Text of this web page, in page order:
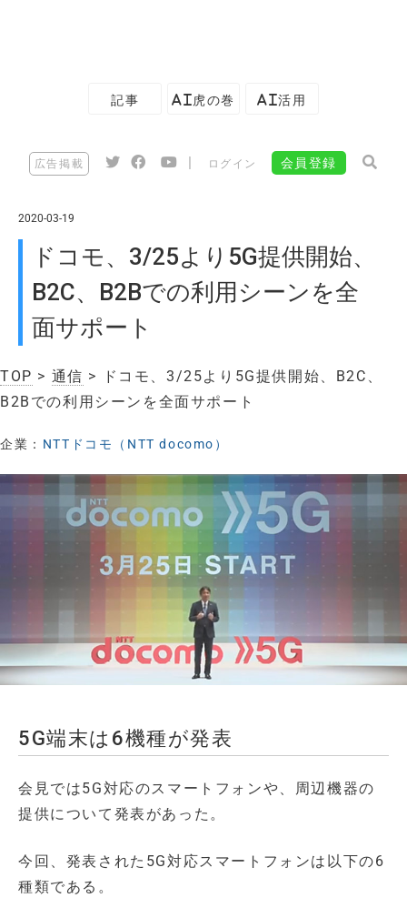
記事 AI虎の巻 AI活用
広告掲載 ログイン 会員登録
2020-03-19
ドコモ、3/25より5G提供開始、
B2C、B2Bでの利用シーンを全
面サポート
TOP > 通信 > ドコモ、3/25より5G提供開始、B2C、
B2Bでの利用シーンを全面サポート
企業： NTTドコモ（NTT docomo）
5G端末は6機種が発表
会見では5G対応のスマートフォンや、周辺機器の
提供について発表があった。
今回、発表された5G対応スマートフォンは以下の6
種類である。